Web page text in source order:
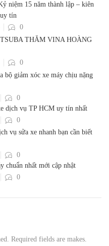
niệm 15 năm thành lập – kiên
tín
0
THĂM VINA HOÀNG
0
bộ giảm xóc xe máy chịu nặng
0
dịch vụ TP HCM uy tín nhất
0
vụ sửa xe nhanh bạn cần biết
0
chuẩn nhất mới cập nhật
0
Required fields are makes.